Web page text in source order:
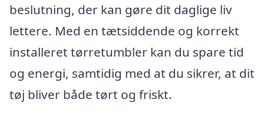
beslutning, der kan gøre dit daglige liv
lettere. Med en tætsiddende og korrekt
installeret tørretumbler kan du spare tid
og energi, samtidig med at du sikrer, at dit
tøj bliver både tørt og friskt.